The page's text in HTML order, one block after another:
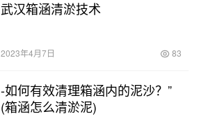
武汉箱涵清淤技术
2023年4月7日 83
-如何有效清理箱涵内的泥沙？”
(箱涵怎么清淤泥)